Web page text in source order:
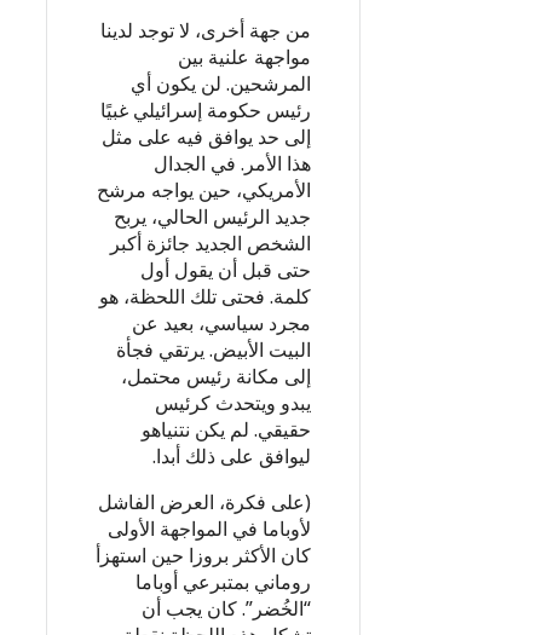
من جهة أخرى، لا توجد لدينا
مواجهة علنية بين
المرشحين. لن يكون أي
رئيس حكومة إسرائيلي غبيًا
إلى حد يوافق فيه على مثل
هذا الأمر. في الجدال
الأمريكي، حين يواجه مرشح
جديد الرئيس الحالي، يربح
الشخص الجديد جائزة أكبر
حتى قبل أن يقول أول
كلمة. فحتى تلك اللحظة، هو
مجرد سياسي، بعيد عن
البيت الأبيض. يرتقي فجأة
إلى مكانة رئيس محتمل،
يبدو ويتحدث كرئيس
حقيقي. لم يكن نتنياهو
ليوافق على ذلك أبدا.
(على فكرة، العرض الفاشل
لأوباما في المواجهة الأولى
كان الأكثر بروزا حين استهزأ
روماني بمتبرعي أوباما
“الخُضر”. كان يجب أن